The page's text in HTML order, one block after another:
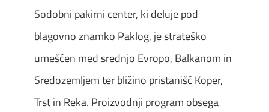
Sodobni pakirni center, ki deluje pod
blagovno znamko Paklog, je strateško
umeščen med srednjo Evropo, Balkanom in
Sredozemljem ter bližino pristanišč Koper,
Trst in Reka. Proizvodnji program obsega